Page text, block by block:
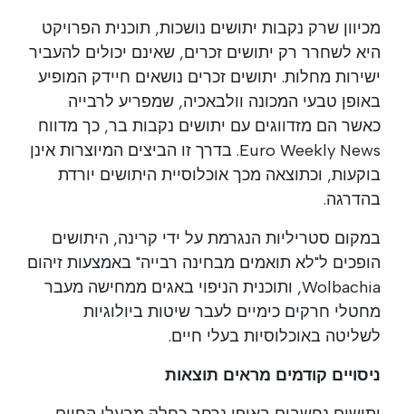
מכיוון שרק נקבות יתושים נושכות, תוכנית הפרויקט
היא לשחרר רק יתושים זכרים, שאינם יכולים להעביר
ישירות מחלות. יתושים זכרים נושאים חיידק המופיע
באופן טבעי המכונה וולבאכיה, שמפריע לרבייה
כאשר הם מזדווגים עם יתושים נקבות בר, כך מדווח
Euro Weekly News. בדרך זו הביצים המיוצרות אינן
בוקעות, וכתוצאה מכך אוכלוסיית היתושים יורדת
בהדרגה.
במקום סטריליות הנגרמת על ידי קרינה, היתושים
הופכים ל"לא תואמים מבחינה רבייה" באמצעות זיהום
Wolbachia, ותוכנית הניפוי באגים ממחישה מעבר
מחטלי חרקים כימיים לעבר שיטות ביולוגיות
לשליטה באוכלוסיות בעלי חיים.
ניסויים קודמים מראים תוצאות